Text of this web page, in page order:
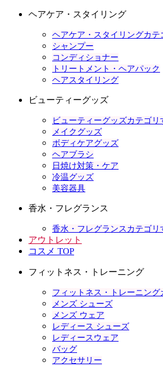
ヘアケア・スタイリング
ヘアケア・スタイリングカテ
シャンプー
コンディショナー
トリートメント・ヘアパック
ヘアスタイリング
ビューティーグッズ
ビューティーグッズカテゴリ
メイクグッズ
ボディケアグッズ
ヘアブラシ
日焼け対策・ケア
冷温グッズ
美容器具
香水・フレグランス
香水・フレグランスカテゴリ
アウトレット
コスメ TOP
フィットネス・トレーニング
フィットネス・トレーニング
メンズ シューズ
メンズ ウェア
レディース シューズ
レディースウェア
バッグ
アクセサリー